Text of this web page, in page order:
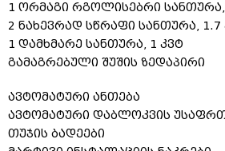
1 ორმაგი რგოლისებრი სანთურა,
2 ნახევრად სწრაფი სანთურა, 1.7
1 დამხმარე სანთურა, 1 კვტ
გამაგრებული შუშის ზედაპირი
ავტომატური ანთება
ავტომატური დაბლოკვის
თუჯის ბადეები